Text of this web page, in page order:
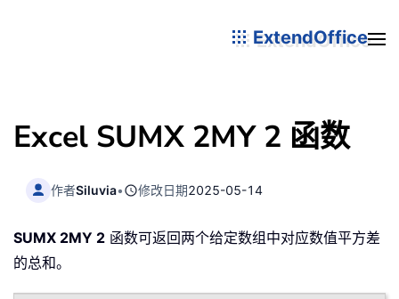
ExtendOffice
Excel SUMX 2MY 2 函数
作者Siluvia• 修改日期2025-05-14
SUMX 2MY 2 函数可返回两个给定数组中对应数值平方差
的总和。